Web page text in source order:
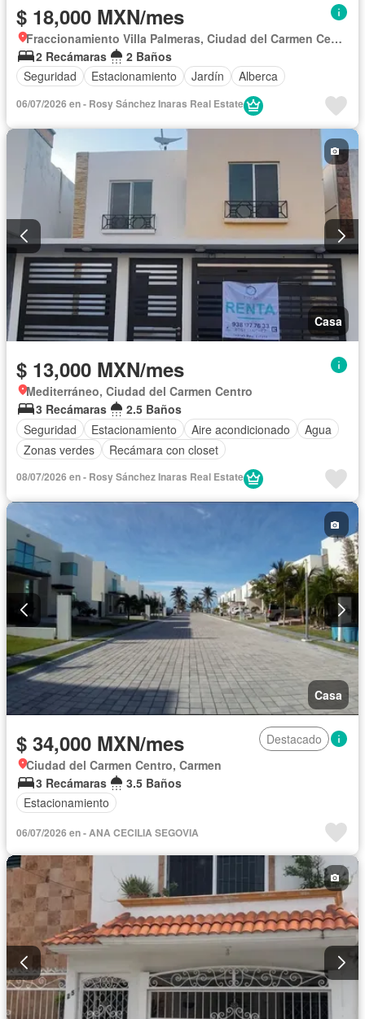
$ 18,000 MXN/mes
Fraccionamiento Villa Palmeras, Ciudad del Carmen Centro
2 Recámaras
2 Baños
Seguridad
Estacionamiento Jardín Alberca
06/07/2026 en - Rosy Sánchez Inaras Real Estate
Casa
$ 13,000 MXN/mes
Mediterráneo, Ciudad del Carmen Centro
3 Recámaras
2.5 Baños
Seguridad
Estacionamiento Aire acondicionado
Agua
Zonas verdes
Recámara con closet
08/07/2026 en - Rosy Sánchez Inaras Real Estate
Casa
$ 34,000 MXN/mes
Destacado
Ciudad del Carmen Centro, Carmen
3 Recámaras
3.5 Baños
Estacionamiento
06/07/2026 en - ANA CECILIA SEGOVIA